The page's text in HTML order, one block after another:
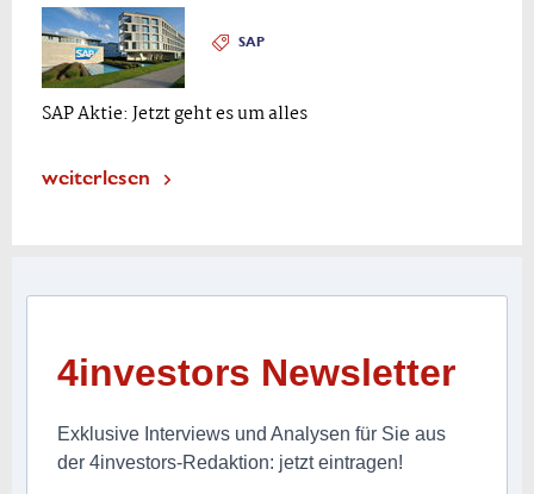
SAP
SAP Aktie: Jetzt geht es um alles
weiterlesen
4investors Newsletter
Exklusive Interviews und Analysen für Sie aus
der 4investors-Redaktion: jetzt eintragen!